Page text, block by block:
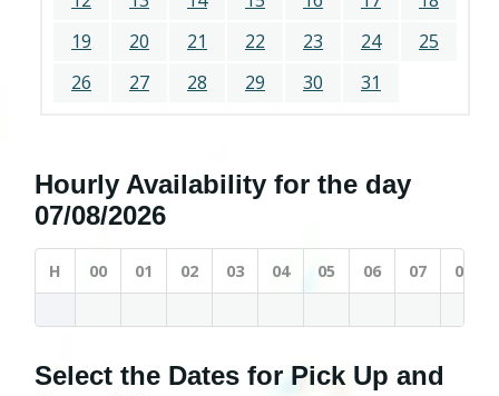
19
20 21 22 23 24
25
26
27 28 29 30 31
Hourly Availability for the day
07/08/2026
H 00 01 02 03 04 05 06 07 08
Select the Dates for Pick Up and